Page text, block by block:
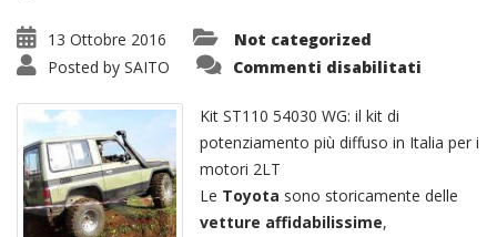
13 Ottobre 2016
Not categorized
Posted by SAITO Commenti disabilitati
WG
Kit ST110 54030 WG: il kit di
potenziamento più diffuso in Italia per i
motori 2LT
Le Toyota sono storicamente delle
vetture affidabilissime,